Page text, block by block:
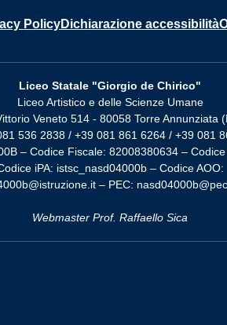
PolicyDichiarazione accessibilità
Liceo Statale "Giorgio de Chirico"
Liceo Artistico e delle Scienze Umane
Veneto 514 - 80058 Torre Annunziata
536 2838 / +39 081 861 6264 / +39 081
– Codice Fiscale: 82008380634 –
iPA: istsc_nasd04000b – Codice AOO:
– PEC:
Webmaster Prof. Raffaello Sica